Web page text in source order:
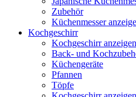
Zubehör
Küchenmesser
Kochgeschirr
Kochgeschirr anzeigen
Back- und
Küchengeräte
Pfannen
Töpfe